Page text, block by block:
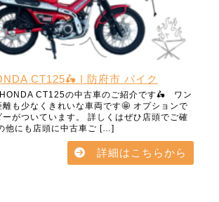
CT125🛵 | 防府市 バイク
CT125の中古車のご紹介です🛵 ワン
離も少なくきれいな車両です🤩 オプションで
がついています。 詳しくはぜひ店頭でご確
他にも店頭に中古車ご […]
詳細はこちらから